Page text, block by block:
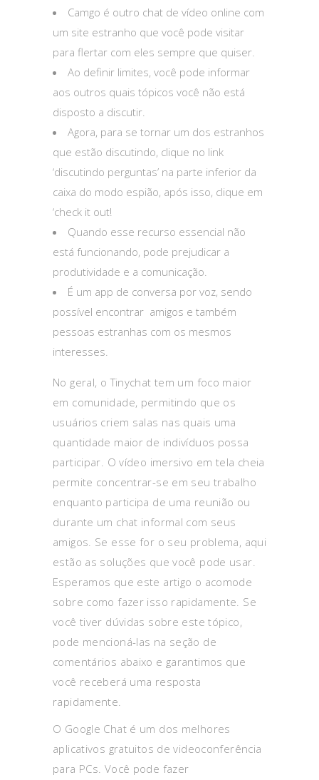
Camgo é outro chat de vídeo online com
um site estranho que você pode visitar
para flertar com eles sempre que quiser.
Ao definir limites, você pode informar
aos outros quais tópicos você não está
disposto a discutir.
Agora, para se tornar um dos estranhos
que estão discutindo, clique no link
‘discutindo perguntas’ na parte inferior da
caixa do modo espião, após isso, clique em
‘check it out!
Quando esse recurso essencial não
está funcionando, pode prejudicar a
produtividade e a comunicação.
É um app de conversa por voz, sendo
possível encontrar amigos e também
pessoas estranhas com os mesmos
interesses.
No geral, o Tinychat tem um foco maior
em comunidade, permitindo que os
usuários criem salas nas quais uma
quantidade maior de indivíduos possa
participar. O vídeo imersivo em tela cheia
permite concentrar-se em seu trabalho
enquanto participa de uma reunião ou
durante um chat informal com seus
amigos. Se esse for o seu problema, aqui
estão as soluções que você pode usar.
Esperamos que este artigo o acomode
sobre como fazer isso rapidamente. Se
você tiver dúvidas sobre este tópico,
pode mencioná-las na seção de
comentários abaixo e garantimos que
você receberá uma resposta
rapidamente.
O Google Chat é um dos melhores
aplicativos gratuitos de videoconferência
para PCs. Você pode fazer